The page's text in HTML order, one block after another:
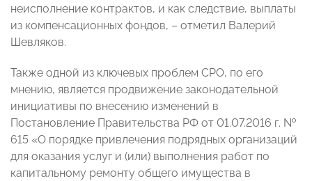
неисполнение контрактов, и как следствие, выплаты
из компенсационных фондов, – отметил Валерий
Шевляков.
Также одной из ключевых проблем СРО, по его
мнению, является продвижение законодательной
инициативы по внесению изменений в
Постановление Правительства РФ от 01.07.2016 г. №
615 «О порядке привлечения подрядных организаций
для оказания услуг и (или) выполнения работ по
капитальному ремонту общего имущества в